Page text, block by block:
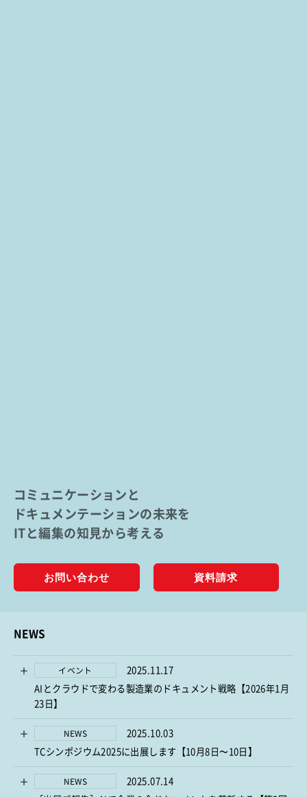
コミュニケーションと
ドキュメンテーションの未来を
ITと編集の知見から考える
お問い合わせ 資料請求
NEWS
イベント
2025.11.17
AIとクラウドで変わる製造業のドキュメント戦略【2026年1月
23日】
NEWS
2025.10.03
TCシンポジウム2025に出展します【10月8日〜10日】
NEWS
2025.07.14